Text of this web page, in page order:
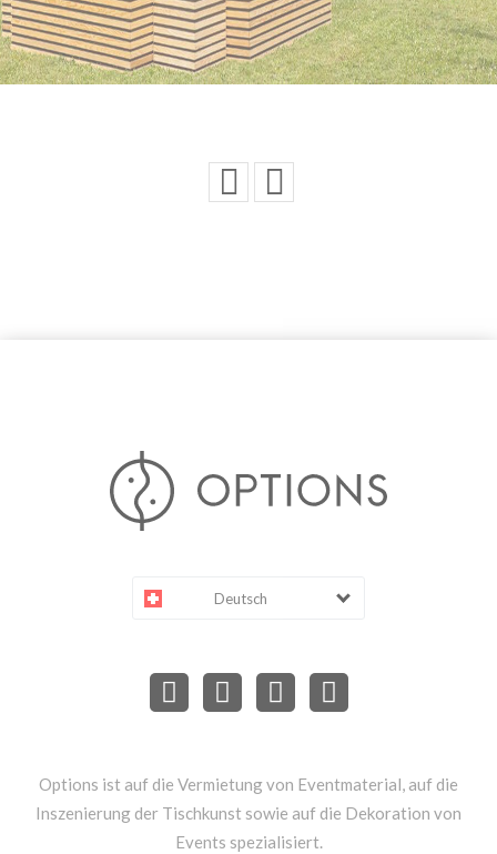
Deutsch
Options ist auf die Vermietung von Eventmaterial, auf die
Inszenierung der Tischkunst sowie auf die Dekoration von
Events spezialisiert.